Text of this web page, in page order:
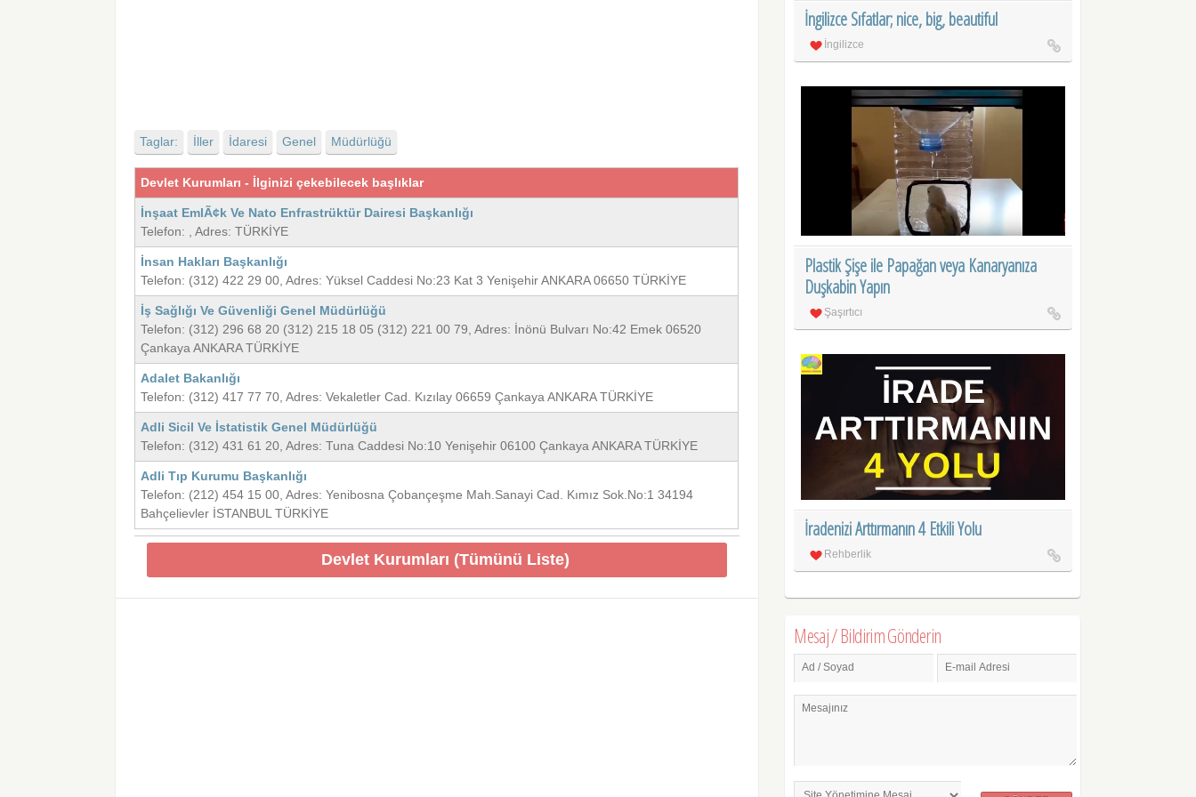
Taglar: İller İdaresi Genel Müdürlüğü
Devlet Kurumları - İlginizi çekebilecek başlıklar
İnşaat EmlÃ¢k Ve Nato Enfrastrüktür Dairesi Başkanlığı
Telefon: , Adres: TÜRKİYE
İnsan Hakları Başkanlığı
Telefon: (312) 422 29 00, Adres: Yüksel Caddesi No:23 Kat 3 Yenişehir ANKARA 06650 TÜRKİYE
İş Sağlığı Ve Güvenliği Genel Müdürlüğü
Telefon: (312) 296 68 20 (312) 215 18 05 (312) 221 00 79, Adres: İnönü Bulvarı No:42 Emek 06520
Çankaya ANKARA TÜRKİYE
Adalet Bakanlığı
Telefon: (312) 417 77 70, Adres: Vekaletler Cad. Kızılay 06659 Çankaya ANKARA TÜRKİYE
Adli Sicil Ve İstatistik Genel Müdürlüğü
Telefon: (312) 431 61 20, Adres: Tuna Caddesi No:10 Yenişehir 06100 Çankaya ANKARA TÜRKİYE
Adli Tıp Kurumu Başkanlığı
Telefon: (212) 454 15 00, Adres: Yenibosna Çobançeşme Mah.Sanayi Cad. Kımız Sok.No:1 34194
Bahçelievler İSTANBUL TÜRKİYE
Devlet Kurumları (Tümünü Liste)
İngilizce Sıfatlar; nice, big, beautiful
İngilizce
Plastik Şişe ile Papağan veya Kanaryanıza
Duşkabin Yapın
Şaşırtıcı
İradenizi Arttırmanın 4 Etkili Yolu
Rehberlik
Mesaj / Bildirim Gönderin
Ad / Soyad E-mail Adresi
Mesajınız